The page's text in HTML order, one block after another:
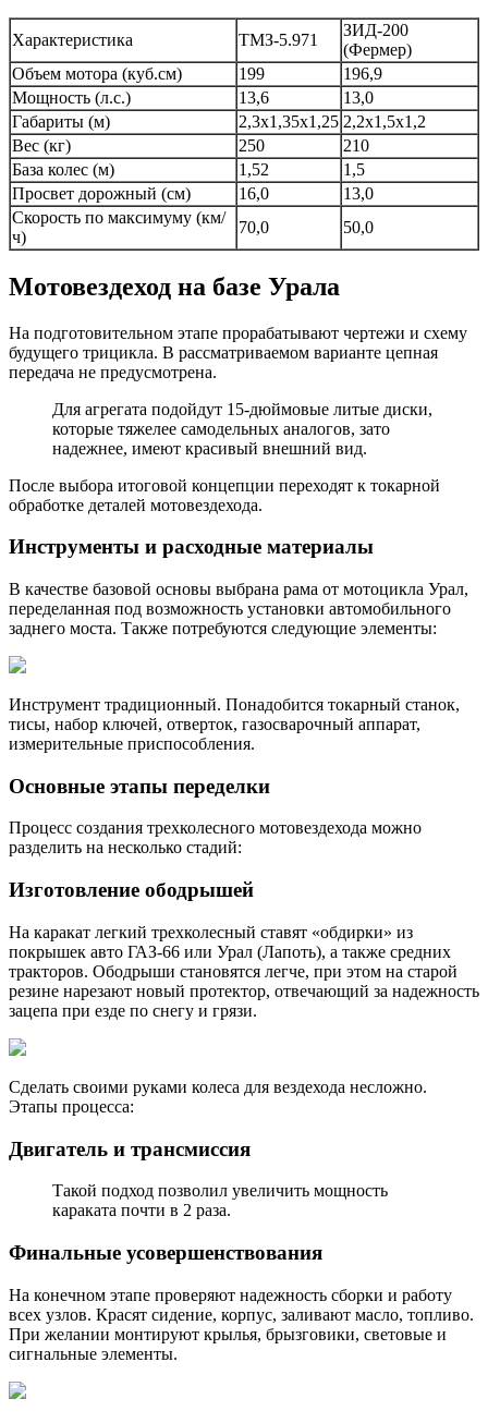
Характеристика ТМЗ-5.971
ЗИД-200
(Фермер)
Объем мотора (куб.см)
199
196,9
Мощность (л.с.)
13,6
13,0
Габариты (м)
2,3х1,35х1,25 2,2х1,5х1,2
Вес (кг)
250
210
База колес (м)
1,52
1,5
Просвет дорожный (см)
16,0
13,0
Скорость по максимуму (км/
ч)
70,0 50,0
Мотовездеход на базе Урала
На подготовительном этапе прорабатывают чертежи и схему
будущего трицикла. В рассматриваемом варианте цепная
передача не предусмотрена.
Для агрегата подойдут 15-дюймовые литые диски,
которые тяжелее самодельных аналогов, зато
надежнее, имеют красивый внешний вид.
После выбора итоговой концепции переходят к токарной
обработке деталей мотовездехода.
Инструменты и расходные материалы
В качестве базовой основы выбрана рама от мотоцикла Урал,
переделанная под возможность установки автомобильного
заднего моста. Также потребуются следующие элементы:
Инструмент традиционный. Понадобится токарный станок,
тисы, набор ключей, отверток, газосварочный аппарат,
измерительные приспособления.
Основные этапы переделки
Процесс создания трехколесного мотовездехода можно
разделить на несколько стадий:
Изготовление ободрышей
На каракат легкий трехколесный ставят «обдирки» из
покрышек авто ГАЗ-66 или Урал (Лапоть), а также средних
тракторов. Ободрыши становятся легче, при этом на старой
резине нарезают новый протектор, отвечающий за надежность
зацепа при езде по снегу и грязи.
Сделать своими руками колеса для вездехода несложно.
Этапы процесса:
Двигатель и трансмиссия
Такой подход позволил увеличить мощность
караката почти в 2 раза.
Финальные усовершенствования
На конечном этапе проверяют надежность сборки и работу
всех узлов. Красят сидение, корпус, заливают масло, топливо.
При желании монтируют крылья, брызговики, световые и
сигнальные элементы.